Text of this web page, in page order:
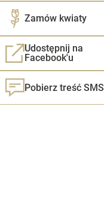
Zamów kwiaty
Udostępnij na
Facebook'u
Pobierz treść SMS